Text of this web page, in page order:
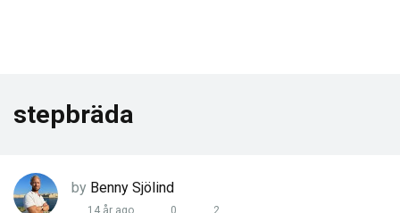
stepbräda
by Benny Sjölind